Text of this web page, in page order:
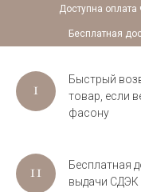
Доступна
Бесплатная
Быстрый
товар, если
фасону
Бесплатная
выдачи СДЭК